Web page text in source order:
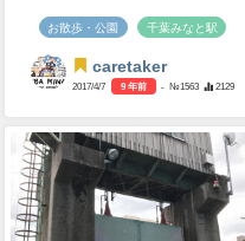
お散歩・公園 千葉みなと駅
caretaker
2017/4/7 9 年前 - №1563 2129